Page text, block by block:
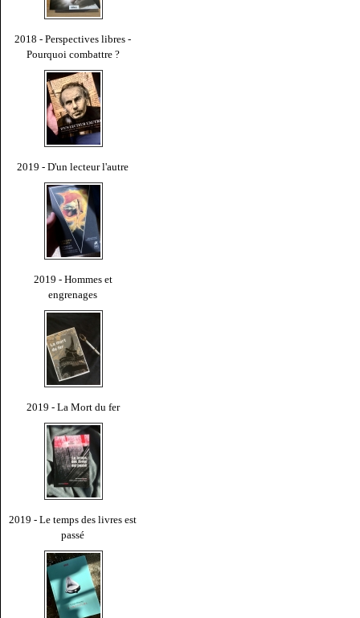
2018 - Perspectives libres -
Pourquoi combattre ?
2019 - D'un lecteur l'autre
2019 - Hommes et
engrenages
2019 - La Mort du fer
2019 - Le temps des livres est
passé